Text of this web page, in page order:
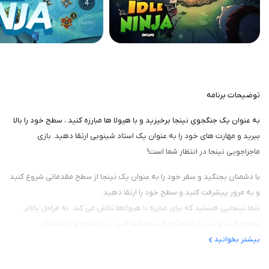
توضیحات برنامه
به عنوان یک جنگجوی نینجا برخیزید و با هیولا ها مبارزه کنید ، سطح خود را بالا
ببرید و مهارت های خود را به عنوان یک استاد شینوبی ارتقا دهید. بازی
ماجراجویی نینجا در انتظار شما است!
با دشمنان بجنگید و سفر خود را به عنوان یک نینجا از سطح مقدماتی شروع کنید
و به مرور پیشرفت کنید و سطح خود را ارتقا دهید.
شما نینجایی هستید که برای مبارزه با هیولاها تلاش می کند. به مراحل بالاتر
قدرتمندتری به مبارزه می پردازد .به سیاه چال ها حمله کنید و غنیمت های
بیشتر بخوانید